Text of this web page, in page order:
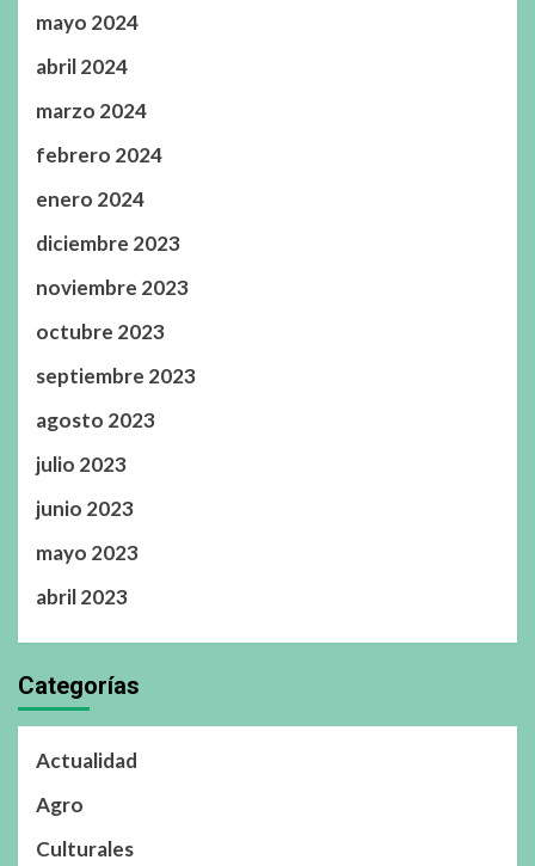
mayo 2024
abril 2024
marzo 2024
febrero 2024
enero 2024
diciembre 2023
noviembre 2023
octubre 2023
septiembre 2023
agosto 2023
julio 2023
junio 2023
mayo 2023
abril 2023
Categorías
Actualidad
Agro
Culturales